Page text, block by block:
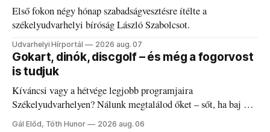
Első fokon négy hónap szabadságvesztésre ítélte a
székelyudvarhelyi bíróság László Szabolcsot.
Udvarhelyi Hírportál 2026 aug. 07
Gokart, dinók, discgolf – és még a fogorvost
is tudjuk
Kíváncsi vagy a hétvége legjobb programjaira
Székelyudvarhelyen? Nálunk megtalálod őket – sőt, ha baj van
a fogaddal, a fogorvosi ügyeletet is!
Gál Előd, Tóth Hunor 2026 aug. 06